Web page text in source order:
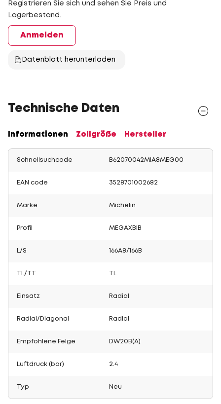
Registrieren Sie sich und sehen Sie Preis und
Lagerbestand.
Anmelden
Datenblatt herunterladen
Technische Daten
Informationen Zollgröße Hersteller
Schnellsuchcode B62070042MIA8MEG00
EAN code 3528701002682
Marke Michelin
Profil MEGAXBIB
L/S 166A8/166B
TL/TT
Einsatz Radial
Radial/Diagonal Radial
Empfohlene Felge DW20B(A)
Luftdruck (bar) 2.4
Typ Neu